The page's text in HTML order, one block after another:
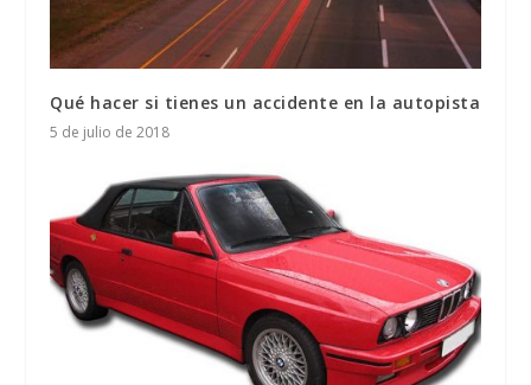
Qué hacer si tienes un accidente en la autopista
5 de julio de 2018